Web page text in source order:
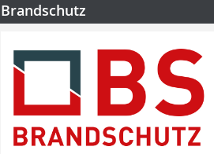
Brandschutz